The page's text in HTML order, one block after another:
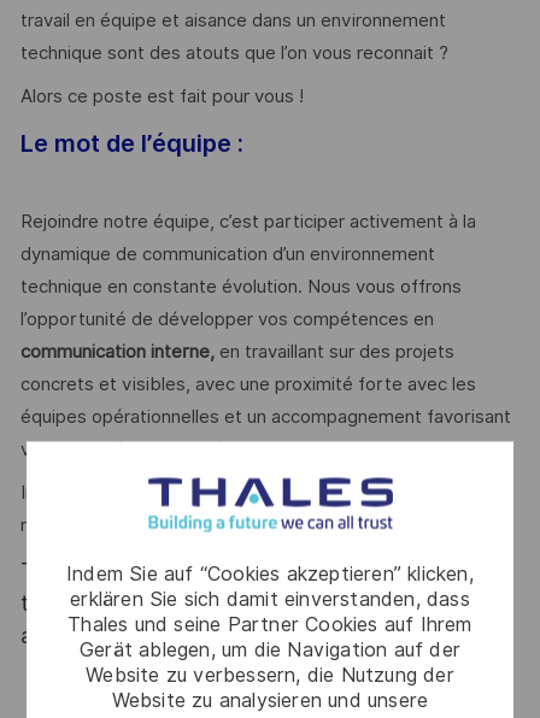
Indem Sie auf “Cookies akzeptieren” klicken,
erklären Sie sich damit einverstanden, dass
Thales und seine Partner Cookies auf Ihrem
Gerät ablegen, um die Navigation auf der
Website zu verbessern, die Nutzung der
Website zu analysieren und unsere
travail en équipe et aisance dans un environnement
technique sont des atouts que l’on vous reconnait ?
Alors ce poste est fait pour vous !
Le mot de l’équipe :
Rejoindre notre équipe, c’est participer activement à la
dynamique de communication d’un environnement
technique en constante évolution. Nous vous offrons
l’opportunité de développer vos compétences en
communication interne,en travaillant sur des projets
concrets et visibles, avec une proximité forte avec les
équipes opérationnelles et un accompagnement favorisant
votre montée en compétences.
Innovation, passion, ambition : rejoignez Thales et créez le
monde de demain, dès aujourd’hui.
Thales, entreprise Handi-Engagée, reconnait
tous les talents. La diversité est notre meilleur
atout. Postulez et rejoignez nous !